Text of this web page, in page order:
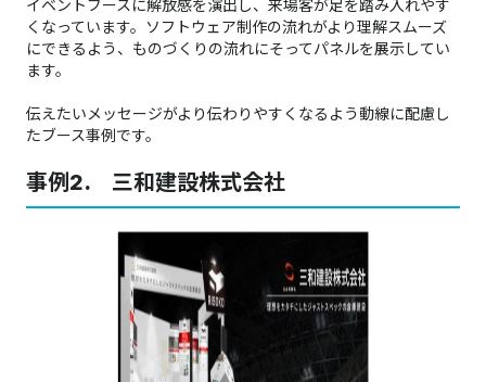
イベントブースに解放感を演出し、来場客が足を踏み入れやす
くなっています。ソフトウェア制作の流れがより理解スムーズ
にできるよう、ものづくりの流れにそってパネルを展示してい
ます。
伝えたいメッセージがより伝わりやすくなるよう動線に配慮し
たブース事例です。
事例2. 三和建設株式会社